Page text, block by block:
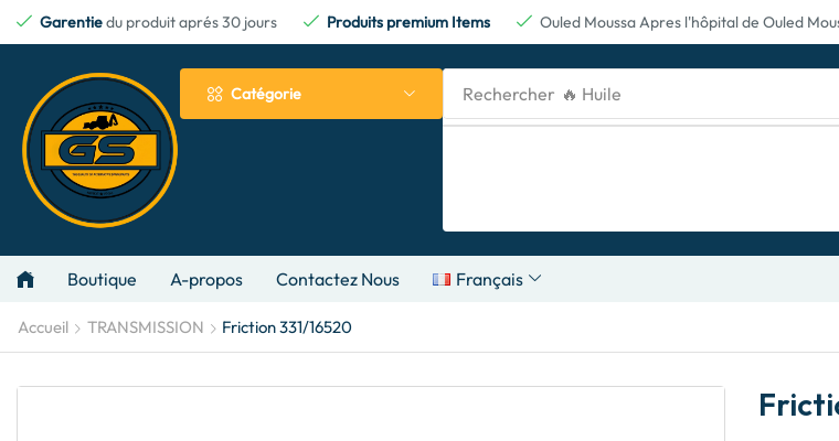
Garentiedu produit aprés 30 jours Produits premium Items Ouled Moussa Apres l'hôpital de Ouled
Catégorie Rechercher 🔥 Batterie
Boutique A-propos Contactez Nous Français
Accueil TRANSMISSION Friction 331/16520